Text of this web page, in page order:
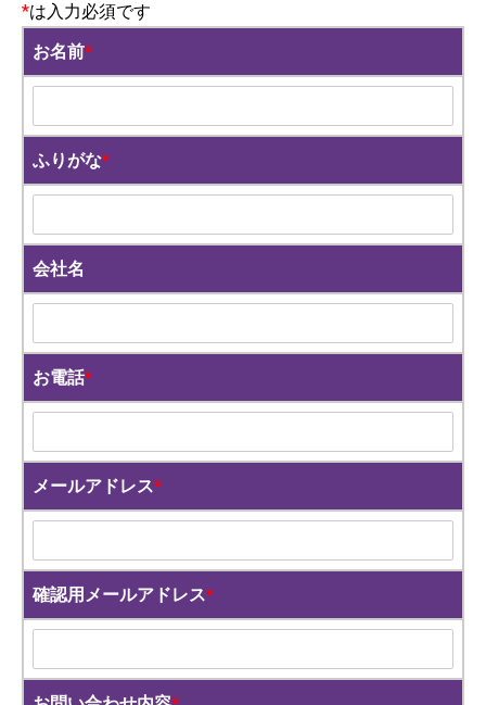
*は入力必須です
お名前*
ふりがな*
会社名
お電話*
メールアドレス*
確認用メールアドレス*